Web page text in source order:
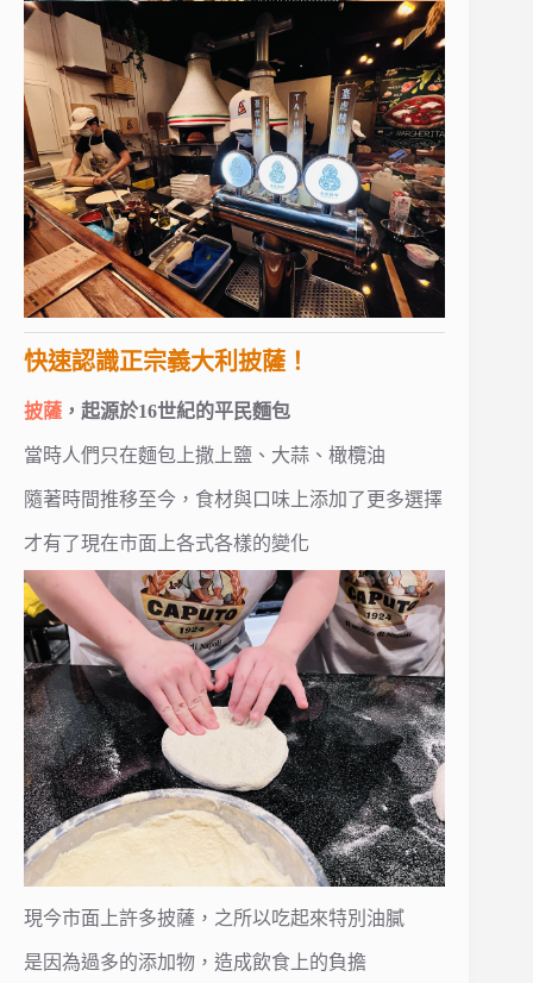
快速認識正宗義大利披薩！
披薩 ，起源於16世紀的平民麵包
當時人們只在麵包上撒上鹽、大蒜、橄欖油
隨著時間推移至今，食材與口味上添加了更多選擇
才有了現在市面上各式各樣的變化
現今市面上許多披薩，之所以吃起來特別油膩
是因為過多的添加物，造成飲食上的負擔